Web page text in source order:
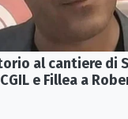
al cantiere di
e Fillea a